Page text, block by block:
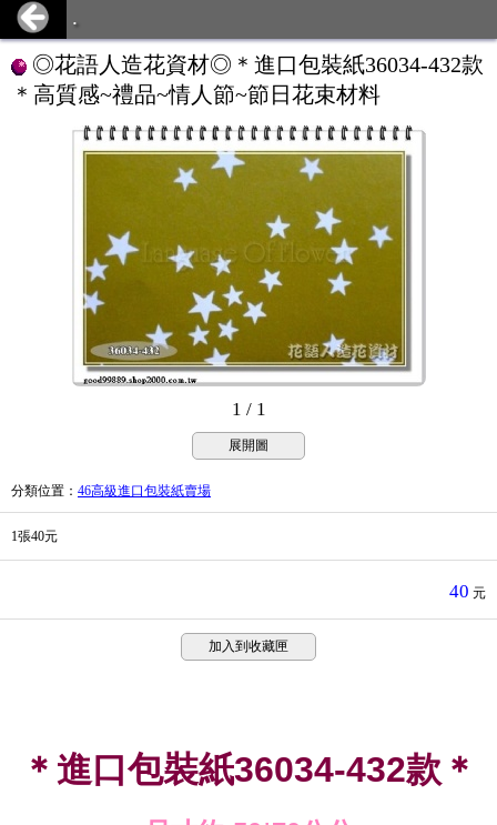
.
◎花語人造花資材◎＊進口包裝紙36034-432款
＊高質感~禮品~情人節~節日花束材料
1 / 1
展開圖
分類位置 ： 46高級進口包裝紙賣場
1張40元
40 元
加入到收藏匣
＊進口包裝紙36034-432款＊